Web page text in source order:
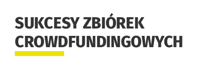
SUKCESY ZBIÓREK
CROWDFUNDINGOWYCH